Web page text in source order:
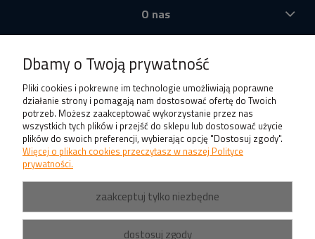
O nas
Dbamy o Twoją prywatność
Pliki cookies i pokrewne im technologie umożliwiają poprawne
działanie strony i pomagają nam dostosować ofertę do Twoich
potrzeb. Możesz zaakceptować wykorzystanie przez nas
wszystkich tych plików i przejść do sklepu lub dostosować użycie
plików do swoich preferencji, wybierając opcję "Dostosuj zgody".
Więcej o plikach cookies przeczytasz w naszej Polityce
prywatności.
zaakceptuj tylko niezbędne
dostosuj zgody